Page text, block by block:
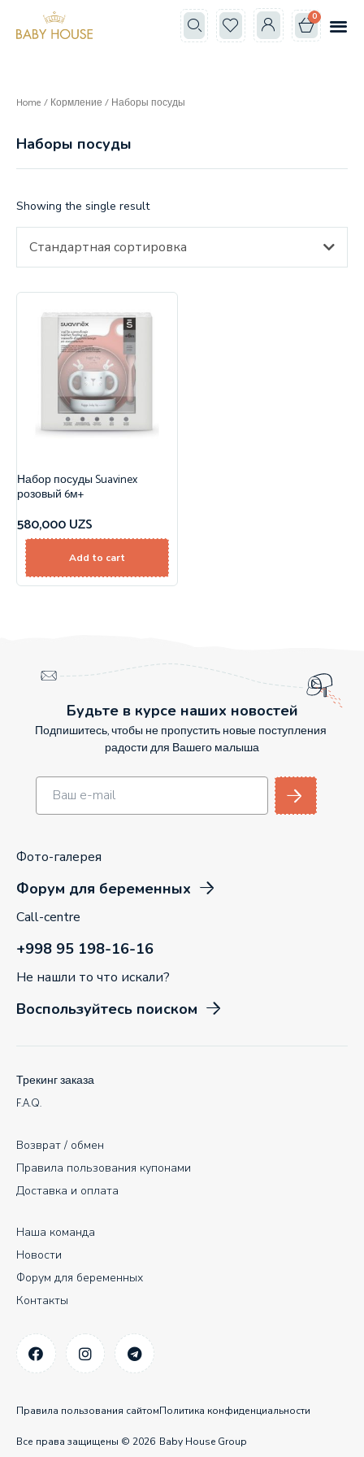
0
Home / Кормление / Наборы посуды
Наборы посуды
Showing the single result
Стандартная сортировка
Набор посуды Suavinex
розовый 6м+
580,000UZS
Add to cart
Будьте в курсе наших новостей
Подпишитесь, чтобы не пропустить новые поступления
радости для Вашего малыша
Фото-галерея
Форум для беременных
Call-centre
+998 95 198-16-16
Не нашли то что искали?
Воспользуйтесь поиском
Правила пользования сайтомПолитика конфиденциальности
Все права защищены © 2026 Baby House Group
Наша команда
Новости
Форум для беременных
Контакты
Возврат / обмен
Правила пользования купонами
Доставка и оплата
Трекинг заказа
F.A.Q.